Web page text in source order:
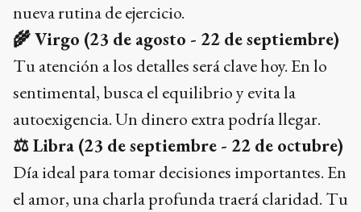
nueva rutina de ejercicio.
🌾Virgo (23 de agosto - 22 de septiembre)
Tu atención a los detalles será clave hoy. En lo
sentimental, busca el equilibrio y evita la
autoexigencia. Un dinero extra podría llegar.
⚖️Libra (23 de septiembre - 22 de octubre)
Día ideal para tomar decisiones importantes. En
el amor, una charla profunda traerá claridad. Tu